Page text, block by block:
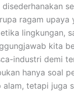
disederhanakan
ragam upaya
lingkungan,
kita
industri demi
hanya soal
tetapi juga